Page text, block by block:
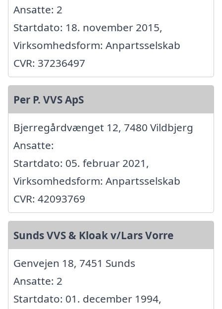
Ansatte: 2
Startdato: 18. november 2015,
Virksomhedsform: Anpartsselskab
CVR: 37236497
Per P. VVS ApS
Bjerregårdvænget 12, 7480 Vildbjerg
Ansatte:
Startdato: 05. februar 2021,
Virksomhedsform: Anpartsselskab
CVR: 42093769
Sunds VVS & Kloak v/Lars Vorre
Genvejen 18, 7451 Sunds
Ansatte: 2
Startdato: 01. december 1994,